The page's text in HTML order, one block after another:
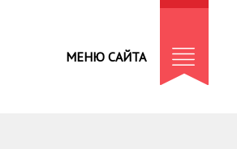
МЕНЮ САЙТА